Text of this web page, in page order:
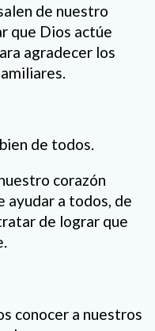
de nuestro
que Dios actúe
agradecer los
de todos.
corazón
ayudar a todos, de
de lograr que
conocer a nuestros